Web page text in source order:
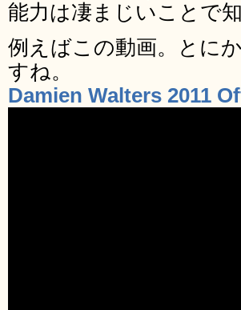
能力は凄まじいことで
例えばこの動画。とに
すね。
Damien Walters 2011